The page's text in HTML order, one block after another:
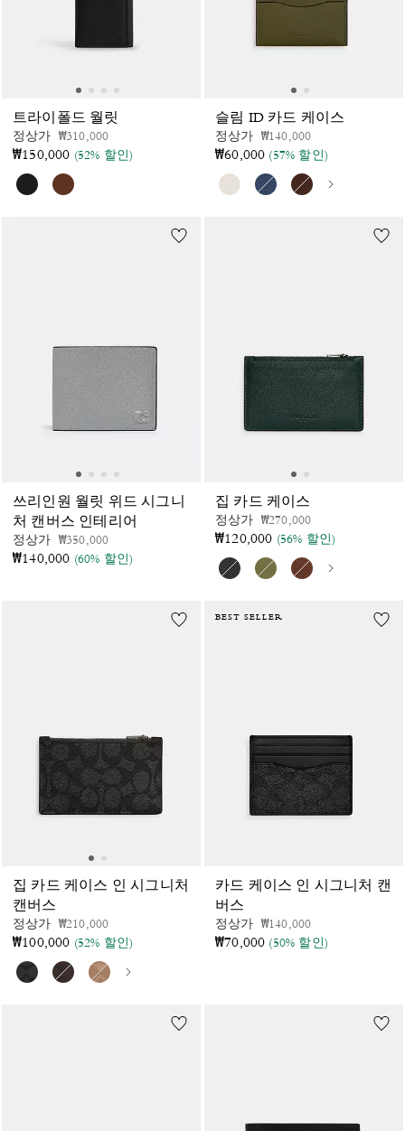
트라이폴드 월릿
정상가 가격 인하 전
₩310,000인하됨
₩150,000 (52% 할인)
슬림 ID 카드 케이스
정상가 가격 인하 전
₩140,000인하됨
₩60,000 (57% 할인)
쓰리인원 월릿 위드 시그니
처 캔버스 인테리어
정상가 가격 인하 전
₩350,000인하됨
₩140,000 (60% 할인)
집 카드 케이스
정상가 가격 인하 전
₩270,000인하됨
₩120,000 (56% 할인)
집 카드 케이스 인 시그니처
캔버스
정상가 가격 인하 전
₩210,000인하됨
₩100,000 (52% 할인)
BEST SELLER
카드 케이스 인 시그니처 캔
버스
정상가 가격 인하 전
₩140,000인하됨
₩70,000 (50% 할인)